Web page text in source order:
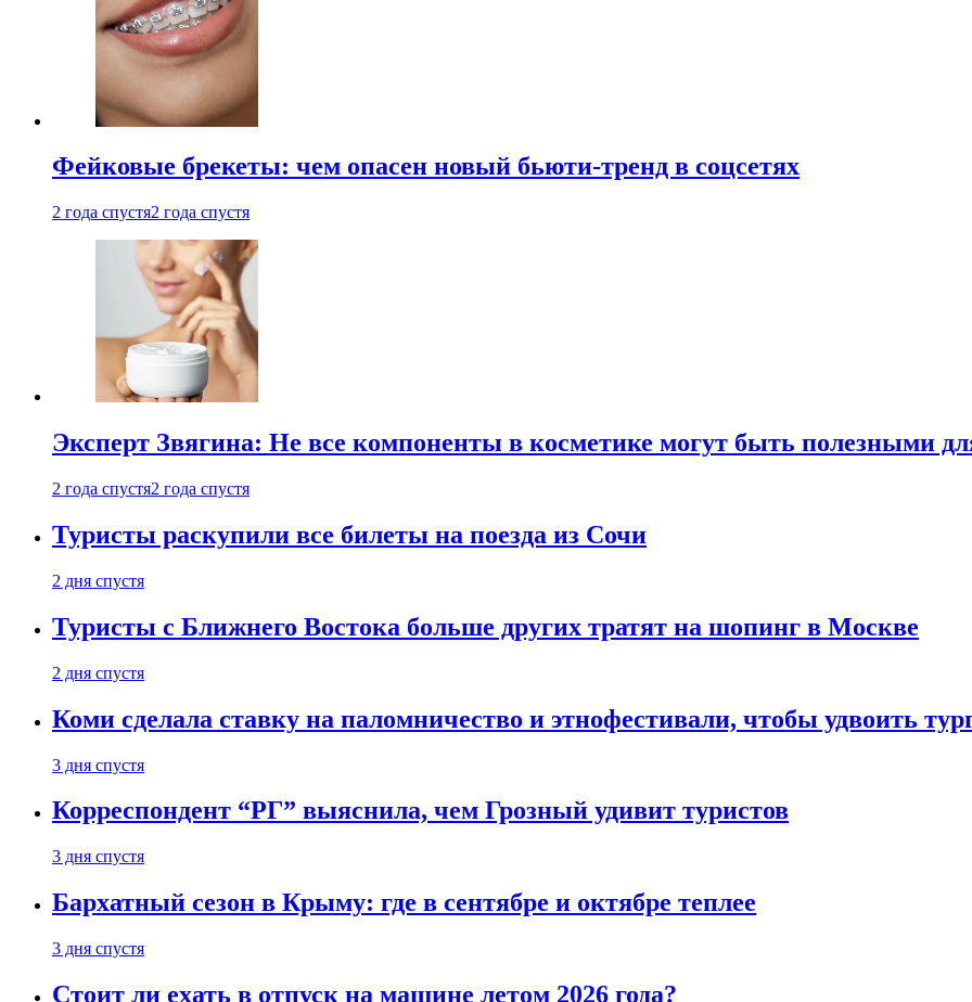
Фейковые брекеты: чем опасен новый бьюти-тренд в соцсетях
2 года спустя2 года спустя
Эксперт Звягина: Не все компоненты в косметике могут быть полезными
2 года спустя2 года спустя
Туристы раскупили все билеты на поезда из Сочи
2 дня спустя
Туристы с Ближнего Востока больше других тратят на шопинг в Москве
2 дня спустя
Коми сделала ставку на паломничество и этнофестивали, чтобы удвоить
3 дня спустя
Корреспондент “РГ” выяснила, чем Грозный удивит туристов
3 дня спустя
Бархатный сезон в Крыму: где в сентябре и октябре теплее
3 дня спустя
Стоит ли ехать в отпуск на машине летом 2026 года?